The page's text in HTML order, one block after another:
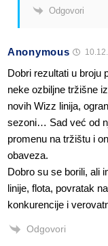
Odgovori
Anonymous
Dobri rezultati u broju
neke ozbiljne tržišne
novih Wizz linija,
sezoni… Sad već od
promenu na tržištu i
obaveza.
Dobro su se borili, ali
linije, flota, povratak
konkurencije i
Odgovori